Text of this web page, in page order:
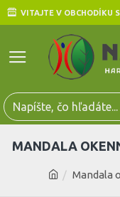
VITAJTE V OBCHODÍKU
Mandala
MANDALA